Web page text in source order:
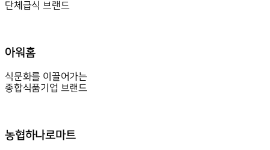
단체급식 브랜드
아워홈
식문화를 이끌어가는
종합식품기업 브랜드
농협하나로마트